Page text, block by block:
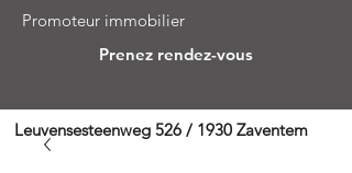
Promoteur immobilier
Prenez rendez-vous
Leuvensesteenweg 526 / 1930 Zaventem